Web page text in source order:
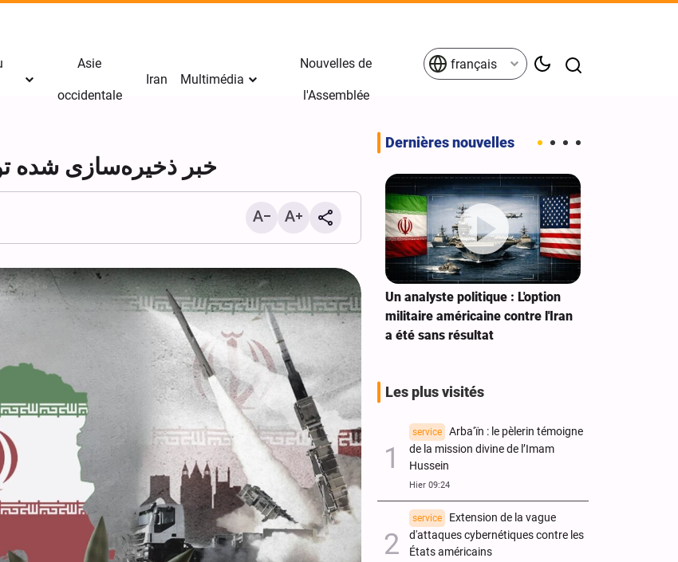
Asie
occidentale
Iran Multimédia
Nouvelles de
l'Assemblée
français
خبر ذخیره‌سازی شده توسط در
Dernières nouvelles
Yémen : Les militaires saoudiens
seront dans notre ligne de mire
Un analyste politique : L'option
militaire américaine contre l'Iran
a été sans résultat
Les plus visités
service
Arba‘ïn : le pèlerin témoigne
de la mission divine de l’Imam
Hussein
Hier 09:24
service
Extension de la vague
d'attaques cybernétiques contre les
États américains